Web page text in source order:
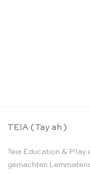
TEIA ( Tay ah )
Teia Education & Play
gemachten